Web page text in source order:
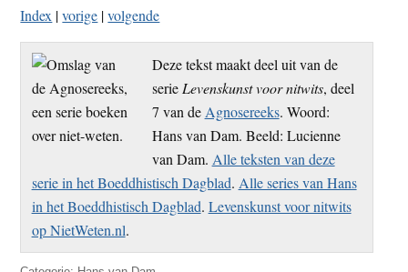
Index |vorige |volgende
Deze tekst maakt deel uit van de
serie Levenskunst voor nitwits, deel
7 van de Agnosereeks. Woord:
Hans van Dam. Beeld: Lucienne
van Dam. Alle teksten van deze
serie in het Boeddhistisch Dagblad. Alle series van Hans
in het Boeddhistisch Dagblad. Levenskunst voor nitwits
op NietWeten.nl.